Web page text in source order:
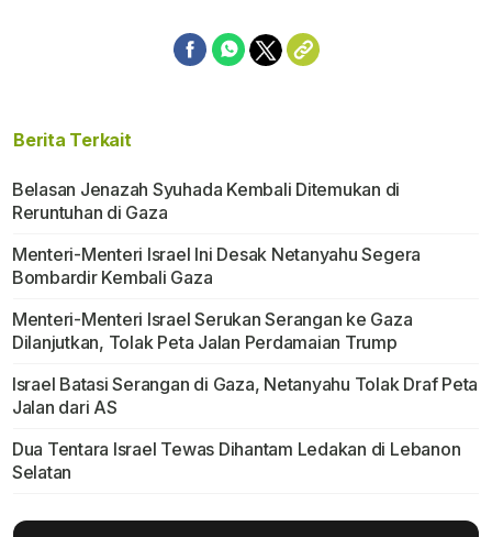
Berita Terkait
Belasan Jenazah Syuhada Kembali Ditemukan di
Reruntuhan di Gaza
Menteri-Menteri Israel Ini Desak Netanyahu Segera
Bombardir Kembali Gaza
Menteri-Menteri Israel Serukan Serangan ke Gaza
Dilanjutkan, Tolak Peta Jalan Perdamaian Trump
Israel Batasi Serangan di Gaza, Netanyahu Tolak Draf Peta
Jalan dari AS
Dua Tentara Israel Tewas Dihantam Ledakan di Lebanon
Selatan